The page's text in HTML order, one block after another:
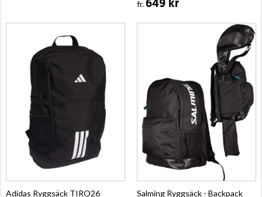
fr.649 kr
Adidas Ryggsäck TIRO26
Salming Ryggsäck - Backpack